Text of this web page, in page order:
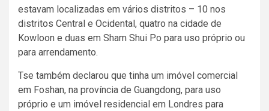
estavam localizadas em vários distritos – 10 nos
distritos Central e Ocidental, quatro na cidade de
Kowloon e duas em Sham Shui Po para uso próprio ou
para arrendamento.
Tse também declarou que tinha um imóvel comercial
em Foshan, na província de Guangdong, para uso
próprio e um imóvel residencial em Londres para